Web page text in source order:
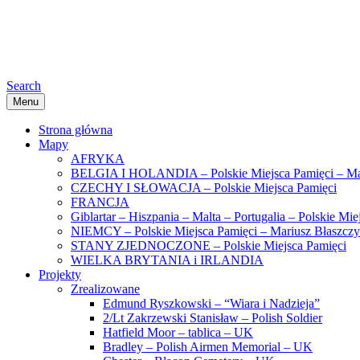
Search
Menu
Strona główna
Mapy
AFRYKA
BELGIA I HOLANDIA – Polskie Miejsca Pamięci –
CZECHY I SŁOWACJA – Polskie Miejsca Pamięci
FRANCJA
Giblartar – Hiszpania – Malta – Portugalia – Polskie
NIEMCY – Polskie Miejsca Pamięci – Mariusz
STANY ZJEDNOCZONE – Polskie Miejsca Pamięci
WIELKA BRYTANIA i IRLANDIA
Projekty
Zrealizowane
Edmund Ryszkowski – “Wiara i Nadzieja”
2/Lt Zakrzewski Stanisław – Polish Soldier
Hatfield Moor – tablica – UK
Bradley – Polish Airmen Memorial – UK